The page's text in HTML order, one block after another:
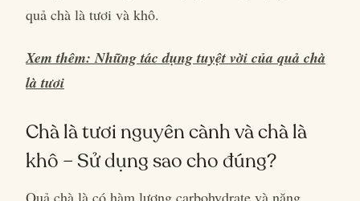
quả chà là tươi và khô.
Xem thêm: Những tác dụng tuyệt vời của quả chà
là tươi
Chà là tươi nguyên cành và chà là
khô – Sử dụng sao cho đúng?
Quả chà là có hàm lượng carbohydrate và năng